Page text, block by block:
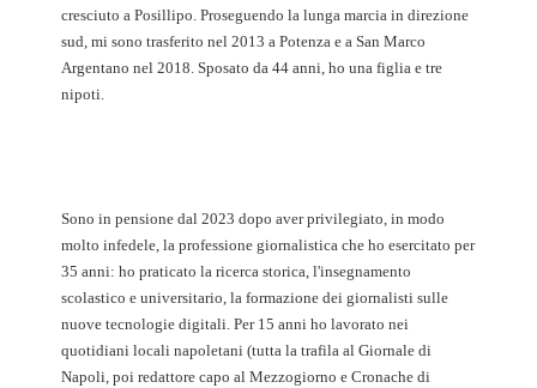
cresciuto a Posillipo. Proseguendo la lunga marcia in direzione
sud, mi sono trasferito nel 2013 a Potenza e a San Marco
Argentano nel 2018. Sposato da 44 anni, ho una figlia e tre
nipoti.
Sono in pensione dal 2023 dopo aver privilegiato, in modo
molto infedele, la professione giornalistica che ho esercitato per
35 anni: ho praticato la ricerca storica, l'insegnamento
scolastico e universitario, la formazione dei giornalisti sulle
nuove tecnologie digitali. Per 15 anni ho lavorato nei
quotidiani locali napoletani (tutta la trafila al Giornale di
Napoli, poi redattore capo al Mezzogiorno e Cronache di